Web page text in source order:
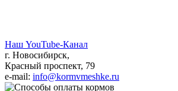
Наш YouTube-Канал
г. Новосибирск,
Красный проспект, 79
e-mail: info@kormvmeshke.ru